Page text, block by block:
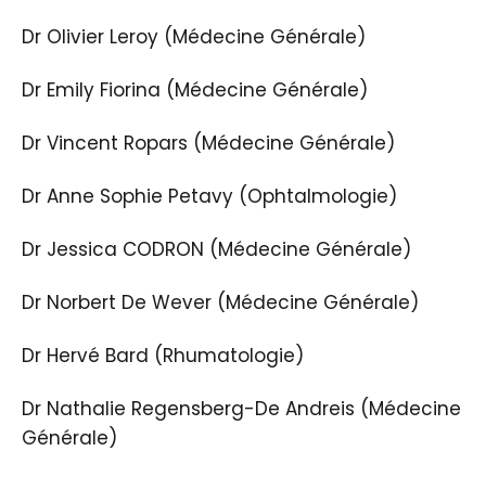
Dr Olivier Leroy (Médecine Générale)
Dr Emily Fiorina (Médecine Générale)
Dr Vincent Ropars (Médecine Générale)
Dr Anne Sophie Petavy (Ophtalmologie)
Dr Jessica CODRON (Médecine Générale)
Dr Norbert De Wever (Médecine Générale)
Dr Hervé Bard (Rhumatologie)
Dr Nathalie Regensberg-De Andreis (Médecine
Générale)